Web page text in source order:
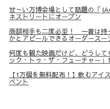
甘～い万博会場として話題の「
ネストリートにオープン
商談相手も二度必至！ 一着は持
かとアピールできるオーダースー
何度も観た映画だけど、どうし
ック・トゥ・ザ・フューチャー」
【1万個を無料配布！】飲むアイ
ベント